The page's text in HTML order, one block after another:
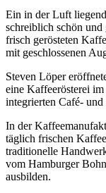
Ein in der Luft
schreiblich schön
frisch gerösteten
mit geschlossenen
Steven Löper
eine Kaffeerösterei
integrierten Café- und
In der
täglich frischen
traditionelle
vom Hamburger
ausbilden.